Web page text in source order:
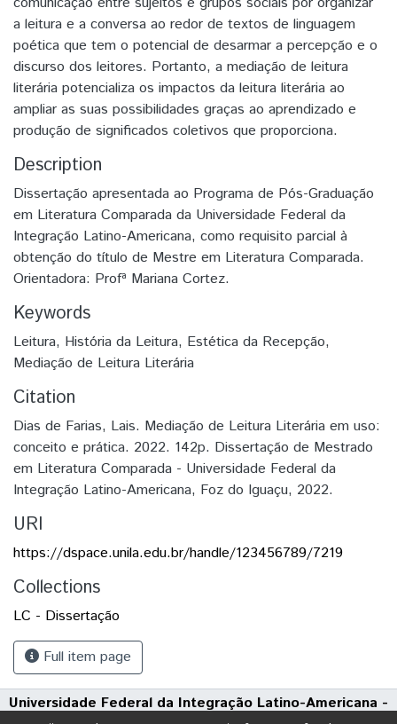
a leitura e a conversa ao redor de textos de linguagem
poética que tem o potencial de desarmar a percepção e o
discurso dos leitores. Portanto, a mediação de leitura
literária potencializa os impactos da leitura literária ao
ampliar as suas possibilidades graças ao aprendizado e
produção de significados coletivos que proporciona.
Description
Dissertação apresentada ao Programa de Pós-Graduação
em Literatura Comparada da Universidade Federal da
Integração Latino-Americana, como requisito parcial à
obtenção do título de Mestre em Literatura Comparada.
Orientadora: Profª Mariana Cortez.
Keywords
Leitura, História da Leitura, Estética da Recepção,
Mediação de Leitura Literária
Citation
Dias de Farias, Lais. Mediação de Leitura Literária em uso:
conceito e prática. 2022. 142p. Dissertação de Mestrado
em Literatura Comparada - Universidade Federal da
Integração Latino-Americana, Foz do Iguaçu, 2022.
URI
https://dspace.unila.edu.br/handle/123456789/7219
Collections
LC - Dissertação
Full item page
Universidade Federal da Integração Latino-Americana -